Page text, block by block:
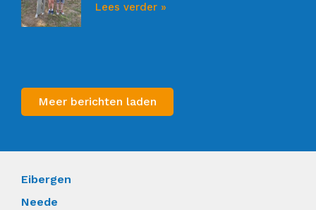
Lees verder »
Meer berichten laden
Eibergen
Neede